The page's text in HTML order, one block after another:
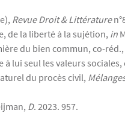
Revue Droit & Littérature
de la liberté à la sujétion, in
du bien commun, co-réd.,
lui seul les valeurs sociales,
du procès civil,
D. 2023. 957.